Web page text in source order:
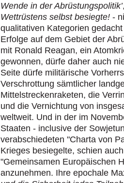
Wende in der Abrüstungspolitik’
Wettrüstens selbst besiegte! -
qualitativen Kategorien
Erfolge auf dem Gebiet der
mit Ronald Reagan, ein
gewonnen, dürfe daher auch
Seite dürfe militärische
Verschrottung sämtlicher
Mittelstreckenraketen, die
und die Vernichtung von
weltweit. Und in der im
Staaten - inclusive der
verabschiedeten "Charta von
Krieges besiegelte, schien
"Gemeinsamen Europäischen
anzunehmen. Ihre epochale